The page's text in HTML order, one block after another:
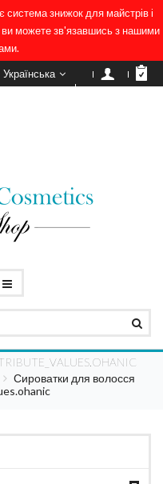
система знижок для майстрів і
можете зв'язавшись з нашими
Українська
Сироватки для волосся